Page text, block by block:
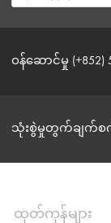
ဝန်ဆောင်မှု (+852)
သုံးစွဲမှုတွက်ချက်
ထုတ်ကုန်များ